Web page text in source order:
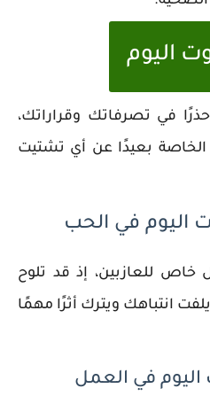
اليوم
في تصرفاتك وقراراتك،
الخاصة بعيدًا عن أي تشتيت
اليوم في الحب
خاص للعازبين، إذ قد تلوح
انتباهك ويترك أثرًا مهمًا
اليوم في العمل